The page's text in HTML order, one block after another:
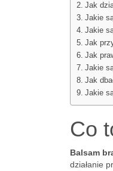
Jak
Jakie
Jakie
Jak
Jak
Jakie
Jak
Jakie
Co
Balsam
działanie